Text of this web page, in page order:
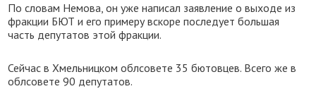
По словам Немова, он уже написал заявление о выходе из
фракции БЮТ и его примеру вскоре последует большая
часть депутатов этой фракции.
Сейчас в Хмельницком облсовете 35 бютовцев. Всего же в
облсовете 90 депутатов.